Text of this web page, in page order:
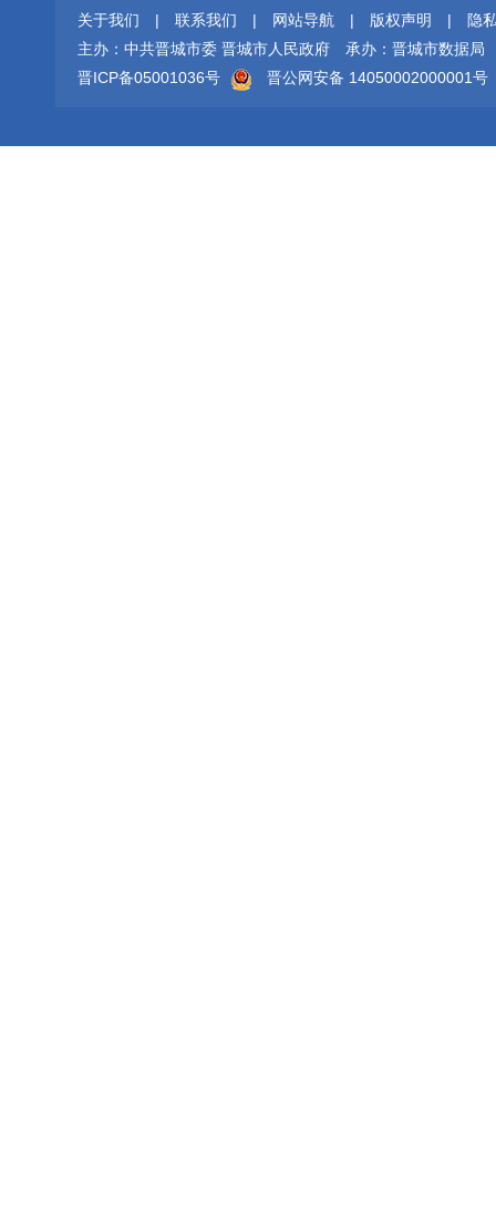
关于我们 | 联系我们 | 网站导航 | 版权声明 |
隐
主办：中共晋城市委 晋城市人民政府
承办：晋城市数据局
晋ICP备05001036号
晋公网安备 14050002000001号